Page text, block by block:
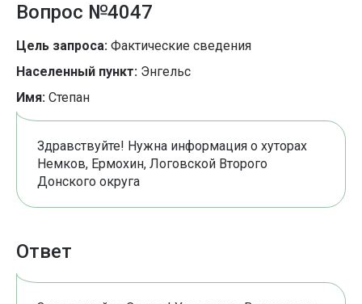
Вопрос №4047
Цель запроса: Фактические сведения
Населенный пункт: Энгельс
Имя: Степан
Здравствуйте! Нужна информация о хуторах
Немков, Ермохин, Логовской Второго
Донского округа
Ответ